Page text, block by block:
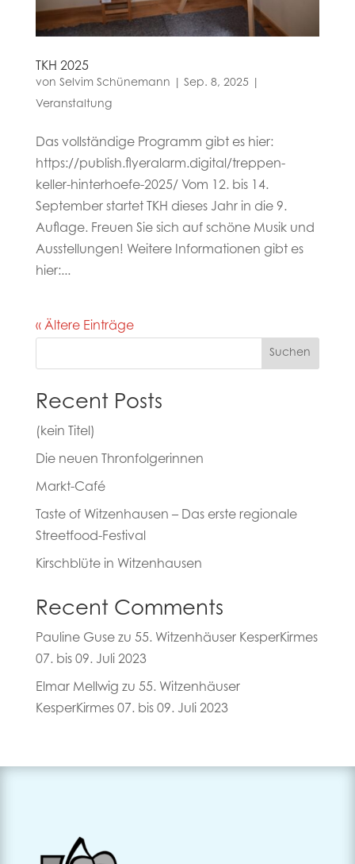
TKH 2025
von Selvim Schünemann Sep. 8, 2025
Veranstaltung
Das vollständige Programm gibt es hier:
https://publish.flyeralarm.digital/treppen-
keller-hinterhoefe-2025/ Vom 12. bis 14.
September startet TKH dieses Jahr in die 9.
Auflage. Freuen Sie sich auf schöne Musik und
Ausstellungen! Weitere Informationen gibt es
hier:...
« Ältere Einträge
Suchen
Recent Posts
(kein Titel)
Die neuen Thronfolgerinnen
Markt-Café
Taste of Witzenhausen – Das erste regionale
Streetfood-Festival
Kirschblüte in Witzenhausen
Recent Comments
Pauline Gusezu 55. Witzenhäuser KesperKirmes
07. bis 09. Juli 2023
Elmar Mellwig zu 55. Witzenhäuser
KesperKirmes 07. bis 09. Juli 2023